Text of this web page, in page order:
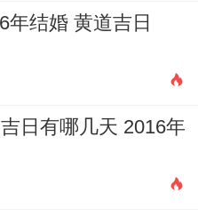
农历九月搬家，哪
道吉日，并做好周
。
选择吉日
后，最关键的一步是
年结婚 黄道吉日
日有哪几天 2016年